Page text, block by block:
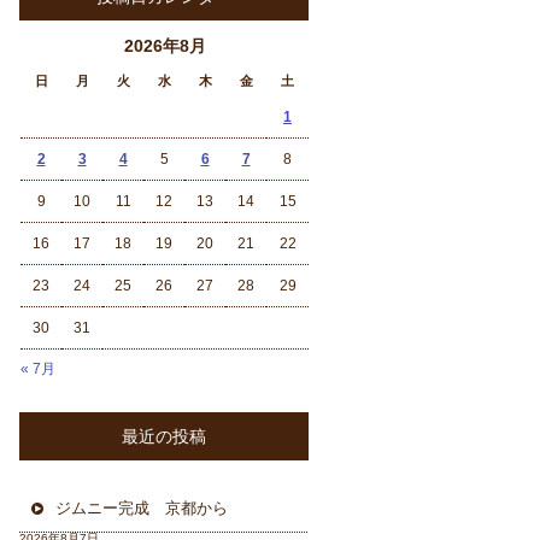
2026年8月
日 月 火 水 木 金 土
« 7月
1
2 3 4 5 6 7 8
9 10 11 12 13 14 15
16 17 18 19 20 21 22
23 24 25 26 27 28 29
30 31
最近の投稿
ジムニー完成 京都から